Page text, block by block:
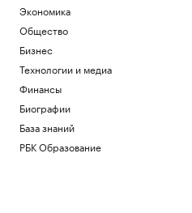
Экономика
Общество
Бизнес
Технологии и медиа
Финансы
Биографии
База знаний
РБК Образование